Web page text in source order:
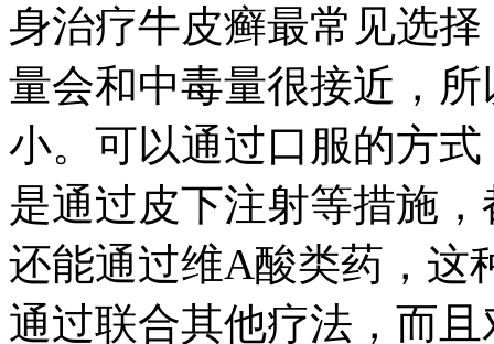
身治疗牛皮癣最常见选
量会和中毒量很接近，
小。可以通过口服的方
是通过皮下注射等措施
还能通过维A酸类药，这
通过联合其他疗法，而